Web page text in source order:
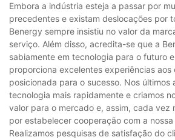
Embora a indústria esteja a passar por
precedentes e existam deslocações por
Benergy sempre insistiu no valor da
serviço. Além disso, acredita-se que a
sabiamente em tecnologia para o futuro
proporciona excelentes experiências aos
posicionada para o sucesso. Nos últimos
tecnologia mais rapidamente e criamos
valor para o mercado e, assim, cada vez
por estabelecer cooperação com a nossa
Realizamos pesquisas de satisfação do